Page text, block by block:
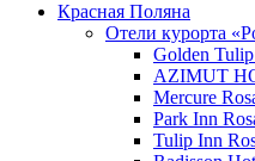
Красная Поляна
Отели курорта
Golden
AZIMUT
Mercure
Park Inn
Tulip Inn